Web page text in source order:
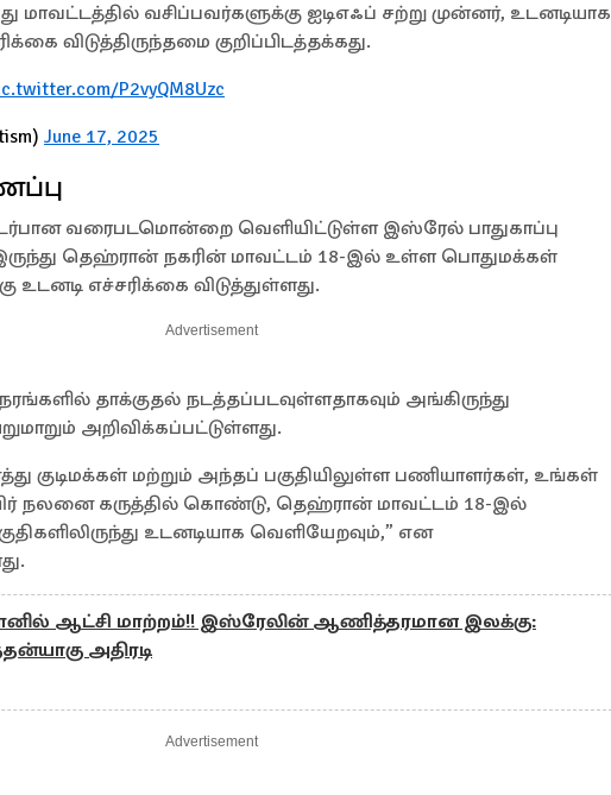
வசிப்பவர்களுக்கு ஐடிஎஃப் சற்று முன்னர், உடனடியாக
விடுத்திருந்தமை குறிப்பிடத்தக்கது.
P2vyQM8Uzc
June 17, 2025
வரைபடமொன்றை வெளியிட்டுள்ள இஸ்ரேல் பாதுகாப்பு
தெஹ்ரான் நகரின் மாவட்டம் 18-இல் உள்ள பொதுமக்கள்
உடனடி எச்சரிக்கை விடுத்துள்ளது.
Advertisement
தாக்குதல் நடத்தப்படவுள்ளதாகவும் அங்கிருந்து
அறிவிக்கப்பட்டுள்ளது.
குடிமக்கள் மற்றும் அந்தப் பகுதியிலுள்ள பணியாளர்கள், உங்கள்
நலனை கருத்தில் கொண்டு, தெஹ்ரான் மாவட்டம் 18-இல்
உடனடியாக வெளியேறவும்,” என
ஆட்சி மாற்றம்!! இஸ்ரேலின் ஆணித்தரமான இலக்கு:
அதிரடி
Advertisement